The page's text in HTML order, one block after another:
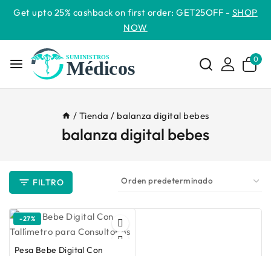
Get upto 25% cashback on first order: GET25OFF - SHOP
NOW
0
/ Tienda / balanza digital bebes
balanza digital bebes
FILTRO
-27%
Pesa Bebe Digital Con